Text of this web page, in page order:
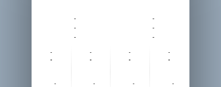
-
-
-
-
-
-
-
-
-
-
-
-
-
-
-
-
-
-